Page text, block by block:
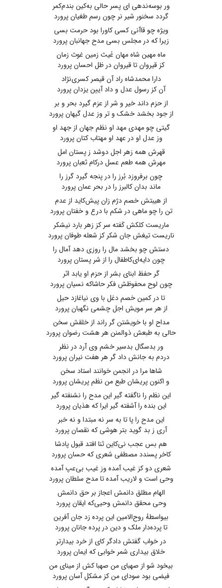
ور بوسه‌ندهی ای پسر حالی به‌کین بندم‌کمر
گردد سخنور شیر نر چون رسم طغیان پرورد
ویژه چو قاآنی ‌کسی‌ کاورا بود حرمت بسی
زیرا که در مجلس بسی مدح جهانبان پرورد
ماه مهین شاه مهان غَیث زمین غوث زمان
کز قیروان تا قیروان در ظل احسان پرورد
دارا محمدشاه راد آن قیصر کسری‌نژاد
آن کز رسول عدل و داد آیین یزدان پرورد
از حزم داند خیر و شر از عزم ‌گیرد بحر و بر
از جود بخشد خشک ‌و تر وز عدل ‌گیهان پرورد
گیتی چو مهدی مهد او نظم جهان از جهد او
وز عدل او در عهد او مهتاب ‌کتان پرورد
قهرش همه زهر اجل دوشد ز پستان امل
مهرش همه طعم عسل درکام ثعبان پرورد
چون برفروزد بُرز را در پنجه ‌گیرد گرز را
ماند بدان‌ کالبرز را در بحر عمان پرورد
از هیبتش خصم دژم زان پیش‌کاید از عدم
تن‌ را چو ماهی‌ در شکم با درع و خفتان پرورد
ماریست کلکش‌ کَفته سر کز زهر بارد نیشکر
ناریست‌ تیغش‌ جان ‌شکر کز شعله‌ طوفان پرورد
دستش چو بخشد مال را روزی دهد آمال را
چون دایه‌ای‌کاطفال را از شر پستان پرورد
گر حفظ ابنای بشر از حزم او یابد اثر
چون‌ لوح ‌محفوظش ‌فکر حاشاکه‌ نسیان پرورد
تا در کمین خصم دغل با وی نیاغازد حیل
از هر سر مویش اجل چشمی نگهبان پرورد
مداح او با خویشتن‌ گر راند از خلقش سخن
حالی به‌ طبعش ذوالمنن‌ هر هشت رضوان پرورد
ور بدسگال بدسیر خشم وی آرد در نظر
دردم به جانش داد گر هر هفت نیران پرورد
شاها مرا در انجمن خوانند استاد سخن
و اکنون پریشان طبع من نظم پریشان پرورد
این نظم را ناگفته‌ گیر این مدح را نشنفته ‌گیر
این بنده را آشفته ‌گیر ایرا که هذیان پرورد
این مدح را پا تا به‌ سر نه مبتدا و نه خبر
آری ز بد گوید بتر هوشی که نقصان پرورد
هم بس عجب نی‌کاین ثنا افتد قبول پادشا
کاخر پسندد مصطفی شعری‌ که حسان پرورد
شعری‌ دو کز غیب ‌آمده‌ وز غیب بی‌عپ آمده
وحی ‌است ‌و لاریب‌ آمده‌ تا مدح سلطان پرورد
الهام مطلق دانمش اعجاز بر حق دانمش
وحی محقق دانمش وحیی‌که ایقان پرورد
بیواسطهٔ روح‌الامین این پرده زد جان‌ آفرین
تا پرده‌دار ملک و دین در پرده جانان پرورد
در خواب ‌گفتش دادگر کای از خرد بیدارتر
خلاق بیداری شمر خوابی‌ که ایمان پرورد
بیخود شو از صهبای ‌من صهبا کش ‌از مینای من
فیضی بود سودای من کز مشکل آسان پرورد